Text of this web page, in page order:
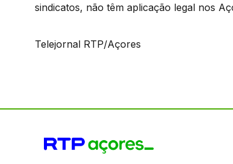
sindicatos, não têm aplicação legal nos
Telejornal RTP/Açores